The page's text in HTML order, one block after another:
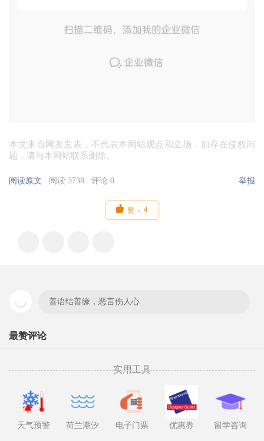
本文来自网友发表，不代表本网站观点和立场，如存在侵权问
题，请与本网站联系删除。
阅读原文 阅读 3738 评论 0 举报
 赞 4
善语结善缘，恶言伤人心
最赞评论
实用工具
天气预警 荷兰潮汐 电子门票 优惠券 留学咨询